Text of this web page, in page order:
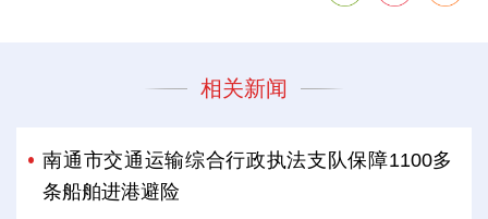
相关新闻
南通市交通运输综合行政执法支队保障1100多
条船舶进港避险